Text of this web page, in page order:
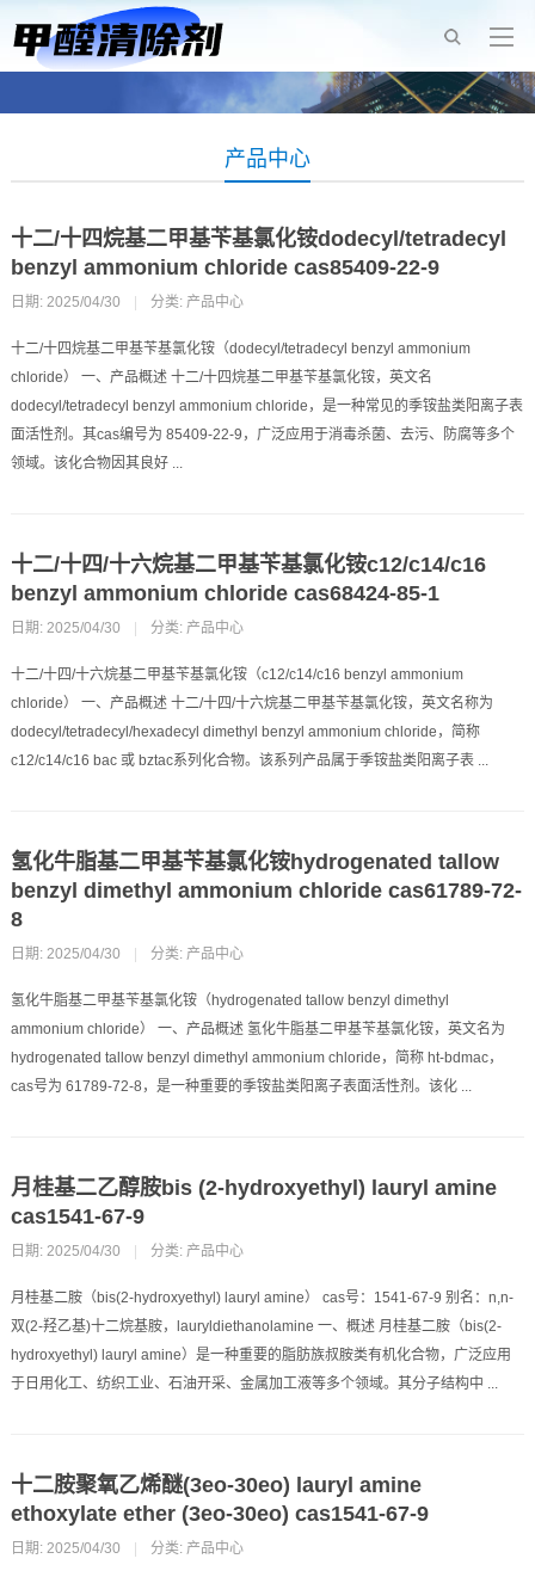
产品中心
十二/十四烷基二甲基苄基氯化铵dodecyl/tetradecyl
benzyl ammonium chloride cas85409-22-9
日期: 2025/04/30 分类: 产品中心
十二/十四烷基二甲基苄基氯化铵（dodecyl/tetradecyl benzyl ammonium
chloride） 一、产品概述 十二/十四烷基二甲基苄基氯化铵，英文名
dodecyl/tetradecyl benzyl ammonium chloride，是一种常见的季铵盐类阳离子表
面活性剂。其cas编号为 85409-22-9，广泛应用于消毒杀菌、去污、防腐等多个
领域。该化合物因其良好 ...
十二/十四/十六烷基二甲基苄基氯化铵c12/c14/c16
benzyl ammonium chloride cas68424-85-1
日期: 2025/04/30 分类: 产品中心
十二/十四/十六烷基二甲基苄基氯化铵（c12/c14/c16 benzyl ammonium
chloride） 一、产品概述 十二/十四/十六烷基二甲基苄基氯化铵，英文名称为
dodecyl/tetradecyl/hexadecyl dimethyl benzyl ammonium chloride，简称
c12/c14/c16 bac 或 bztac系列化合物。该系列产品属于季铵盐类阳离子表 ...
氢化牛脂基二甲基苄基氯化铵hydrogenated tallow
benzyl dimethyl ammonium chloride cas61789-72-
8
日期: 2025/04/30 分类: 产品中心
氢化牛脂基二甲基苄基氯化铵（hydrogenated tallow benzyl dimethyl
ammonium chloride） 一、产品概述 氢化牛脂基二甲基苄基氯化铵，英文名为
hydrogenated tallow benzyl dimethyl ammonium chloride，简称 ht-bdmac，
cas号为 61789-72-8，是一种重要的季铵盐类阳离子表面活性剂。该化 ...
月桂基二乙醇胺bis (2-hydroxyethyl) lauryl amine
cas1541-67-9
日期: 2025/04/30 分类: 产品中心
月桂基二胺（bis(2-hydroxyethyl) lauryl amine） cas号：1541-67-9 别名：n,n-
双(2-羟乙基)十二烷基胺，lauryldiethanolamine 一、概述 月桂基二胺（bis(2-
hydroxyethyl) lauryl amine）是一种重要的脂肪族叔胺类有机化合物，广泛应用
于日用化工、纺织工业、石油开采、金属加工液等多个领域。其分子结构中 ...
十二胺聚氧乙烯醚(3eo-30eo) lauryl amine
ethoxylate ether (3eo-30eo) cas1541-67-9
日期: 2025/04/30 分类: 产品中心